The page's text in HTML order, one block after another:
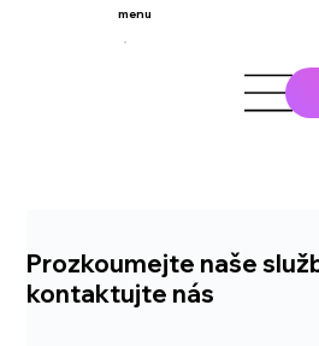
menu
Prozkoumejte naše
kontaktujte nás